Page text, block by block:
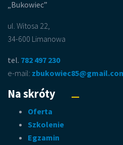
„Bukowiec”
ul. Witosa 22,
34-600 Limanowa
tel. 782 497 230
e-mail:
Na skróty
Oferta
Szkolenie
Egzamin